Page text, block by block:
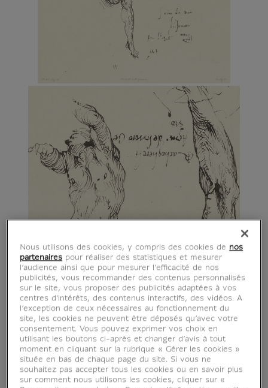
Nous utilisons des cookies, y compris des cookies de nos
partenaires pour réaliser des statistiques et mesurer
l’audience ainsi que pour mesurer l’efficacité de nos
publicités, vous recommander des contenus personnalisés
sur le site, vous proposer des publicités adaptées à vos
centres d'intérêts, des contenus interactifs, des vidéos. A
l’exception de ceux nécessaires au fonctionnement du
site, les cookies ne peuvent être déposés qu’avec votre
consentement. Vous pouvez exprimer vos choix en
utilisant les boutons ci-après et changer d’avis à tout
moment en cliquant sur la rubrique « Gérer les cookies »
située en bas de chaque page du site. Si vous ne
souhaitez pas accepter tous les cookies ou en savoir plus
sur comment nous utilisons les cookies, cliquer sur «